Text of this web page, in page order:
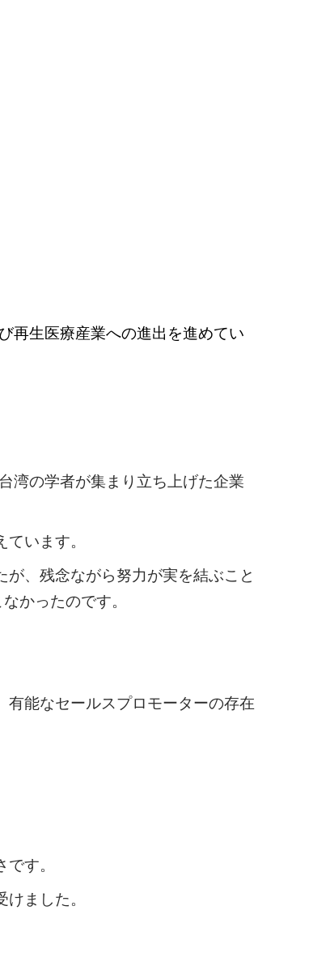
再生医療産業への進出を進めてい
湾の学者が集まり立ち上げた企業
います。
、残念ながら努力が実を結ぶこと
かったのです。
能なセールスプロモーターの存在
す。
ました。